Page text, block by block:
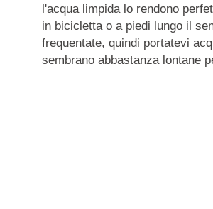
l'acqua limpida lo rendono
in bicicletta o a piedi lungo il
frequentate, quindi portatevi
sembrano abbastanza lontane